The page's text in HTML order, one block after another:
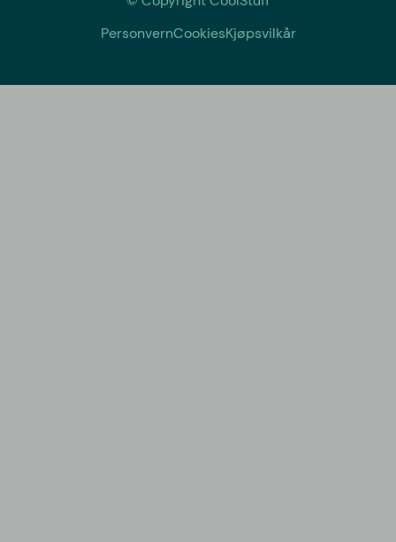
PersonvernCookiesKjøpsvilkår